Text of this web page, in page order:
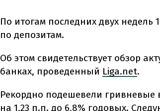
По итогам последних двух недель
по депозитам.
Об этом свидетельствует обзор
банках, проведенный Liga.net.
Рекордно подешевели гривневые
на 1,23 п.п. до 6,8% годовых.